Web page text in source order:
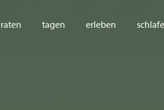
tagen erleben